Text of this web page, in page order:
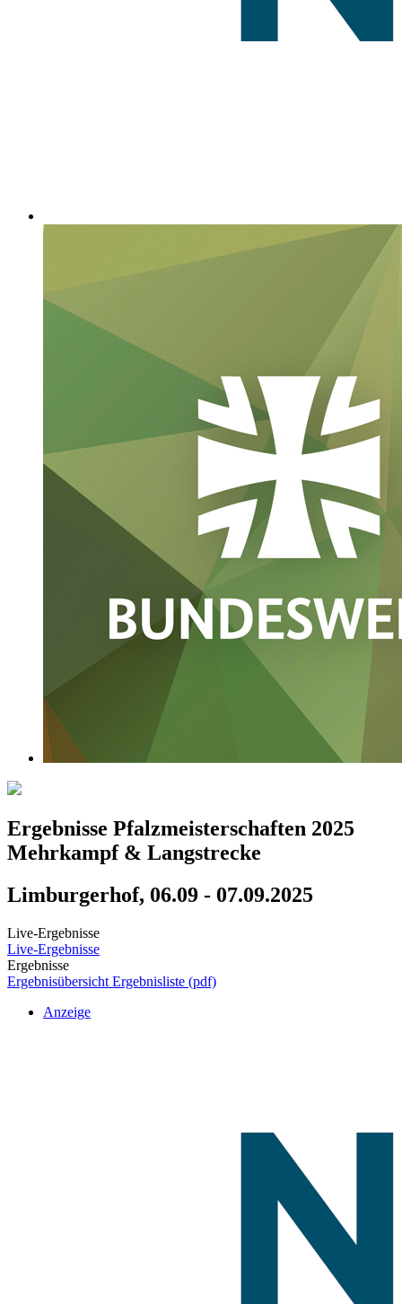
Ergebnisse Pfalzmeisterschaften 2025
Mehrkampf & Langstrecke
Limburgerhof, 06.09 - 07.09.2025
Live-Ergebnisse
Live-Ergebnisse
Ergebnisse
Ergebnisübersicht Ergebnisliste (pdf)
Anzeige